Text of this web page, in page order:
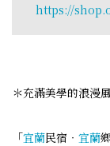
https://
＊充滿美學的浪漫
「宜蘭民宿‧ 宜蘭